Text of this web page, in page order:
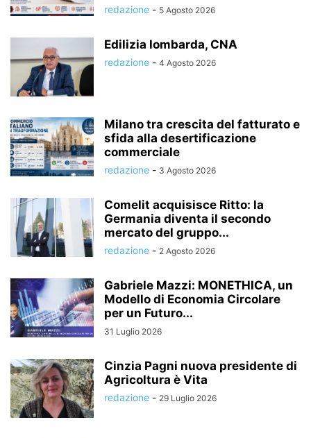
redazione - 5 Agosto 2026
Edilizia lombarda, CNA
redazione - 4 Agosto 2026
Milano tra crescita del fatturato e
sfida alla desertificazione
commerciale
redazione - 3 Agosto 2026
Comelit acquisisce Ritto: la
Germania diventa il secondo
mercato del gruppo...
redazione - 2 Agosto 2026
Gabriele Mazzi: MONETHICA, un
Modello di Economia Circolare
per un Futuro...
31 Luglio 2026
Cinzia Pagni nuova presidente di
Agricoltura è Vita
redazione - 29 Luglio 2026